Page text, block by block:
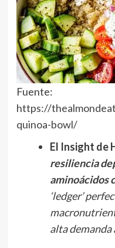
Fuente:
https://
quinoa-bowl/
El Insight de
resiliencia
aminoácidos
‘ledger’
alta demanda